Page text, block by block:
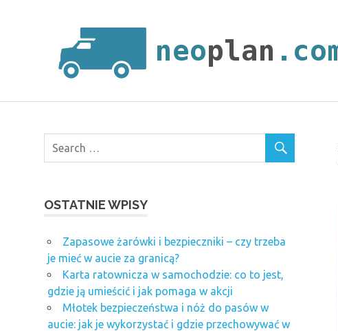
OSTATNIE WPISY
Zapasowe żarówki i bezpieczniki – czy trzeba
je mieć w aucie za granicą?
Karta ratownicza w samochodzie: co to jest,
gdzie ją umieścić i jak pomaga w akcji
Młotek bezpieczeństwa i nóż do pasów w
aucie: jak je wykorzystać i gdzie przechowywać w